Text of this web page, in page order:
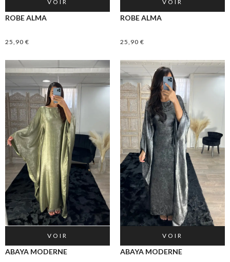
VOIR
ROBE ALMA
25,90 €
VOIR
ROBE ALMA
25,90 €
VOIR
ABAYA MODERNE
VOIR
ABAYA MODERNE